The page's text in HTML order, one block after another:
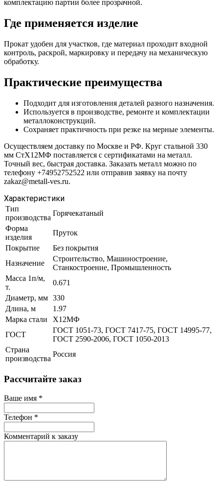
комплектацию партии более прозрачной.
Где применяется изделие
Прокат удобен для участков, где материал проходит входной
контроль, раскрой, маркировку и передачу на механическую
обработку.
Практические преимущества
Подходит для изготовления деталей разного назначения.
Используется в производстве, ремонте и комплектации
металлоконструкций.
Сохраняет практичность при резке на мерные элементы.
Осуществляем доставку по Москве и РФ. Круг стальной 330
мм СтХ12МФ поставляется с сертификатами на металл.
Точный вес, быстрая доставка. Заказать металл можно по
телефону +74952752522 или отправив заявку на почту
zakaz@metall-ves.ru.
Характеристики
Тип
производства
Горячекатаный
Форма
изделия
Пруток
Покрытие
Без покрытия
Назначение
Строительство, Машиностроение,
Станкостроение, Промышленность
Масса 1п/м,
т.
0.671
Диаметр, мм 330
Длина, м
1.97
Марка стали
Х12МФ
ГОСТ
ГОСТ 1051-73, ГОСТ 7417-75, ГОСТ 14995-77,
ГОСТ 2590-2006, ГОСТ 1050-2013
Страна
производства
Россия
Рассчитайте заказ
Ваше имя *
Телефон *
Комментарий к заказу